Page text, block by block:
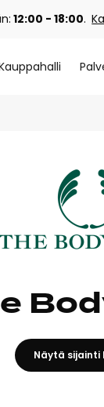
12:00 - 18:00.
Näytä